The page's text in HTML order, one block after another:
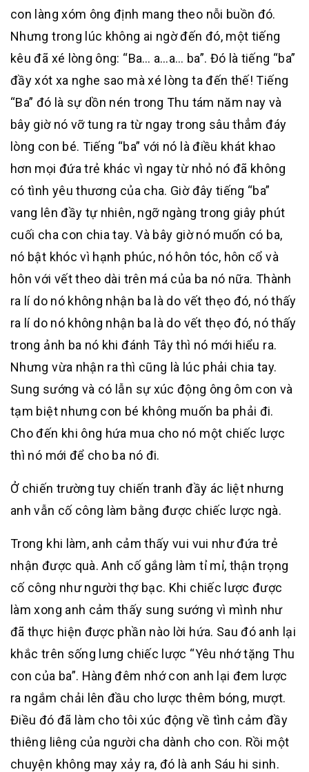
con làng xóm ông định mang theo nỗi buồn đó.
Nhưng trong lúc không ai ngờ đến đó, một tiếng
kêu đã xé lòng ông: “Ba… a…a… ba”. Đó là tiếng “ba”
đầy xót xa nghe sao mà xé lòng ta đến thế! Tiếng
“Ba” đó là sự dồn nén trong Thu tám năm nay và
bây giờ nó vỡ tung ra từ ngay trong sâu thẳm đáy
lòng con bé. Tiếng “ba” với nó là điều khát khao
hơn mọi đứa trẻ khác vì ngay từ nhỏ nó đã không
có tình yêu thương của cha. Giờ đây tiếng “ba”
vang lên đầy tự nhiên, ngỡ ngàng trong giây phút
cuối cha con chia tay. Và bây giờ nó muốn có ba,
nó bật khóc vì hạnh phúc, nó hôn tóc, hôn cổ và
hôn với vết theo dài trên má của ba nó nữa. Thành
ra lí do nó không nhận ba là do vết thẹo đó, nó thấy
ra lí do nó không nhận ba là do vết thẹo đó, nó thấy
trong ảnh ba nó khi đánh Tây thì nó mới hiểu ra.
Nhưng vừa nhận ra thì cũng là lúc phải chia tay.
Sung sướng và có lẫn sự xúc động ông ôm con và
tạm biệt nhưng con bé không muốn ba phải đi.
Cho đến khi ông hứa mua cho nó một chiếc lược
thì nó mới để cho ba nó đi.
Ở chiến trường tuy chiến tranh đầy ác liệt nhưng
anh vẫn cố công làm bằng được chiếc lược ngà.
Trong khi làm, anh cảm thấy vui vui như đứa trẻ
nhận được quà. Anh cố gắng làm tỉ mỉ, thận trọng
cố công như người thợ bạc. Khi chiếc lược được
làm xong anh cảm thấy sung sướng vì mình như
đã thực hiện được phần nào lời hứa. Sau đó anh lại
khắc trên sống lưng chiếc lược “Yêu nhớ tặng Thu
con của ba”. Hàng đêm nhớ con anh lại đem lược
ra ngắm chải lên đầu cho lược thêm bóng, mượt.
Điều đó đã làm cho tôi xúc động về tình cảm đầy
thiêng liêng của người cha dành cho con. Rồi một
chuyện không may xảy ra, đó là anh Sáu hi sinh.